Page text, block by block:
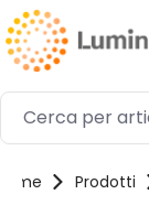
Passa al
Prodotti